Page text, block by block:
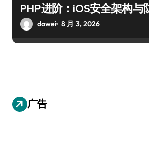
PHP进阶：iOS安全架构与
dawei 8 月 3, 2026
广告